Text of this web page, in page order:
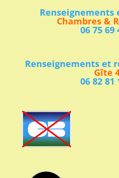
Chambres &
06 75 69
Renseignements et
Gîte
06 82 81